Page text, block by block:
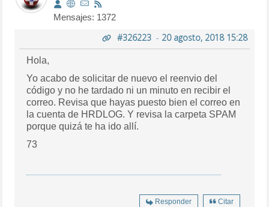
Mensajes: 1372
#326223- 20 agosto, 2018 15:28
Hola,
Yo acabo de solicitar de nuevo el reenvio del
código y no he tardado ni un minuto en recibir el
correo. Revisa que hayas puesto bien el correo en
la cuenta de HRDLOG. Y revisa la carpeta SPAM
porque quizá te ha ido allí.
73
Responder Citar